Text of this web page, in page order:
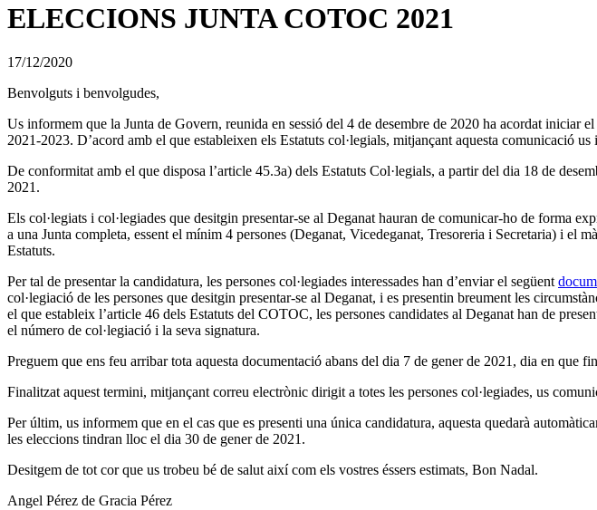
ELECCIONS JUNTA COTOC 2021
17/12/2020
Benvolguts i benvolgudes,
Us informem que la Junta de Govern, reunida en sessió del 4 de desembre de 2020 ha acordat iniciar
2021-2023. D’acord amb el que estableixen els Estatuts col·legials, mitjançant aquesta comunicació
De conformitat amb el que disposa l’article 45.3a) dels Estatuts Col·legials, a partir del dia 18 de
2021.
Els col·legiats i col·legiades que desitgin presentar-se al Deganat hauran de comunicar-ho de forma
a una Junta completa, essent el mínim 4 persones (Deganat, Vicedeganat, Tresoreria i Secretaria) i el
Estatuts.
Per tal de presentar la candidatura, les persones col·legiades interessades han d’enviar el següent
col·legiació de les persones que desitgin presentar-se al Deganat, i es presentin breument les
el que estableix l’article 46 dels Estatuts del COTOC, les persones candidates al Deganat han de
el número de col·legiació i la seva signatura.
Preguem que ens feu arribar tota aquesta documentació abans del dia 7 de gener de 2021, dia en que
Finalitzat aquest termini, mitjançant correu electrònic dirigit a totes les persones col·legiades, us
Per últim, us informem que en el cas que es presenti una única candidatura, aquesta quedarà
les eleccions tindran lloc el dia 30 de gener de 2021.
Desitgem de tot cor que us trobeu bé de salut així com els vostres éssers estimats, Bon Nadal.
Angel Pérez de Gracia Pérez